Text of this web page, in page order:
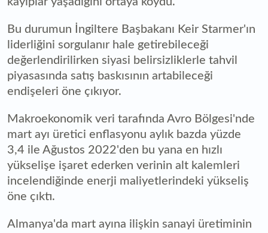
Bu durumun İngiltere Başbakanı Keir Starmer'ın
liderliğini sorgulanır hale getirebileceği
değerlendirilirken siyasi belirsizliklerle tahvil
piyasasında satış baskısının artabileceği
endişeleri öne çıkıyor.
Makroekonomik veri tarafında Avro Bölgesi'nde
mart ayı üretici enflasyonu aylık bazda yüzde
3,4 ile Ağustos 2022'den bu yana en hızlı
yükselişe işaret ederken verinin alt kalemleri
incelendiğinde enerji maliyetlerindeki yükseliş
öne çıktı.
Almanya'da mart ayına ilişkin sanayi üretiminin